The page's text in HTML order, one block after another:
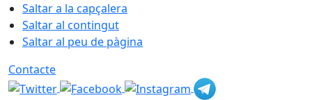
Saltar a la capçalera
Saltar al contingut
Saltar al peu de pàgina
Contacte